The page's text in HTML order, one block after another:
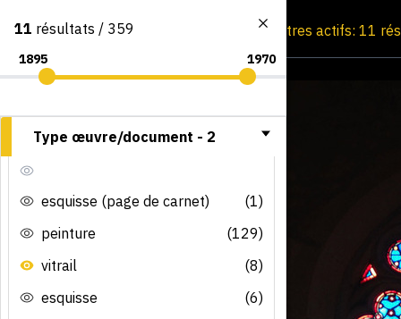
Consultation par image Filtres actifs: 11
11 résultats / 359
Type œuvre/document - 2
esquisse (page de carnet)
(1)
peinture
(129)
vitrail
(8)
esquisse
(6)